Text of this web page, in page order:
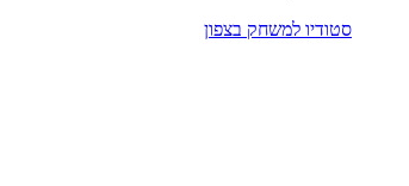
סטודיו למשחק בצפון